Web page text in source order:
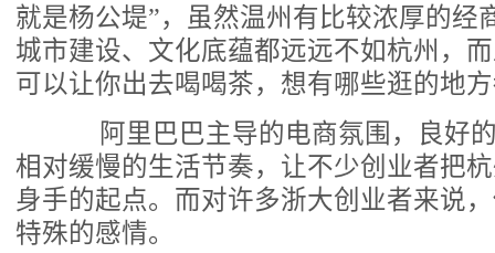
就是杨公堤”，虽然温州有比较浓厚的经
城市建设、文化底蕴都远远不如杭州，
可以让你出去喝喝茶，想有哪些逛的地
阿里巴巴主导的电商氛围，良好的
相对缓慢的生活节奏，让不少创业者把
身手的起点。而对许多浙大创业者来说
特殊的感情。